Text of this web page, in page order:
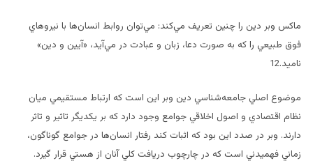
ماكس وبر دين را چنين تعريف مي‌كند: مي‌توان روابط انسان‌ها با نيروهاي
فوق طبيعي را كه به صورت دعا، زبان و عبادت در مي‌آيد، «آيين و دين»
ناميد.12
موضوع اصلي جامعه‌شناسي دين وبر اين است كه ارتباط مستقيمي ميان
نظام اقتصادي و اصول اخلاقي جوامع وجود دارد كه بر يكديگر تاثير و تاثر
دارند. وبر در صدد اين بود كه اثبات كند رفتار انسان‌ها در جوامع گوناگون،
زماني فهميدني است كه در چارچوب دريافت كلي آنان از هستي قرار گيرد.